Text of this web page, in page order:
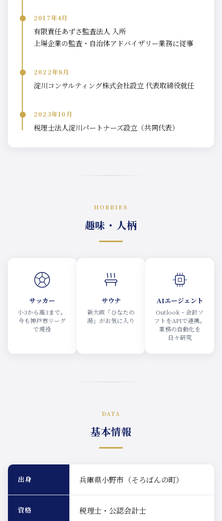
2017年4月
有限責任あずさ監査法人 入所
上場企業の監査・自治体アドバイザリー業務に従事
2022年8月
淀川コンサルティング株式会社設立 代表取締役就任
2023年10月
税理士法人淀川パートナーズ設立（共同代表）
HOBBIES
趣味・人柄
サッカー
小3から高3まで。
今も神戸市リーグ
で現役
サウナ
新大阪「ひなたの
湯」がお気に入り
AIエージェント
Outlook・会計ソ
フトをAPIで連携。
業務の自動化を
日々研究
DATA
基本情報
出身 兵庫県小野市（そろばんの町）
資格 税理士・公認会計士